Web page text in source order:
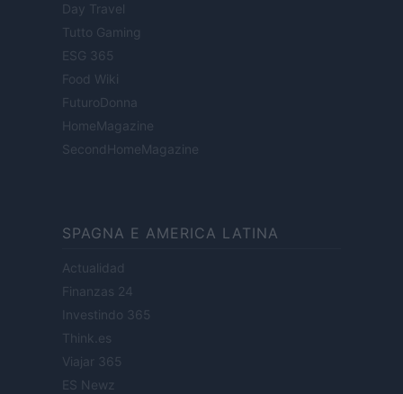
Day Travel
Tutto Gaming
ESG 365
Food Wiki
FuturoDonna
HomeMagazine
SecondHomeMagazine
SPAGNA E AMERICA LATINA
Actualidad
Finanzas 24
Investindo 365
Think.es
Viajar 365
ES Newz